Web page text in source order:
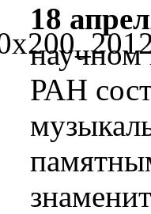
18
научном
РАН